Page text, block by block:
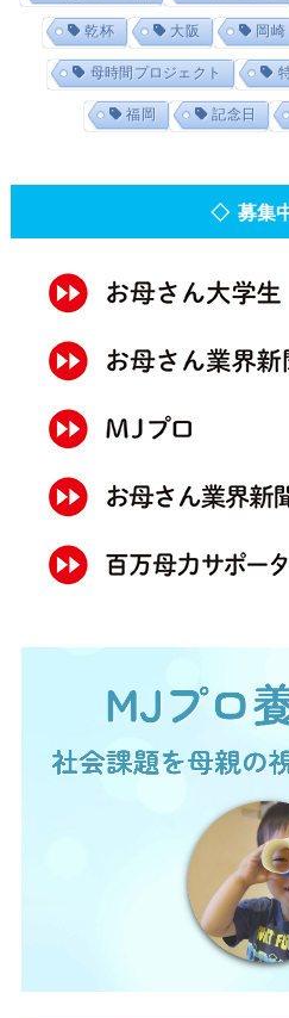
乾杯 大阪 岡崎
母時間プロジェクト
福岡 記念日
◇ 募集